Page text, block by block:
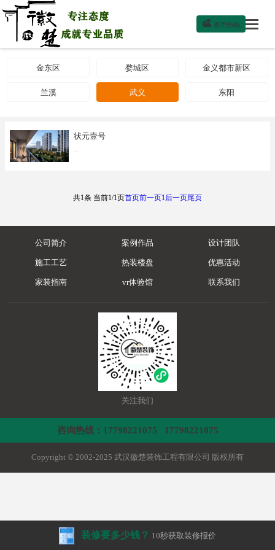
 咨询热线
金东区 婺城区 金义都市新区
兰溪 武义 东阳
状元壹号
共1条 当前1/1页首页前一页1后一页尾页
公司简介 案例作品 设计团队
施工工艺 热装楼盘 优惠活动
家装指南 vr体验馆 联系我们
关注我们
咨询热线：17798221075 17798221075
Copyright © 2002-2025 武汉徽楚装饰工程有限公司 版权所有
装修要多少钱？ 10秒获取装修报价